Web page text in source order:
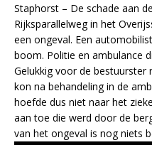
Staphorst – De schade aan
Rijksparallelweg in het
een ongeval. Een
boom. Politie en ambulance
Gelukkig voor de bestuurster
kon na behandeling in de
hoefde dus niet naar het
aan toe die werd door de
van het ongeval is nog niets